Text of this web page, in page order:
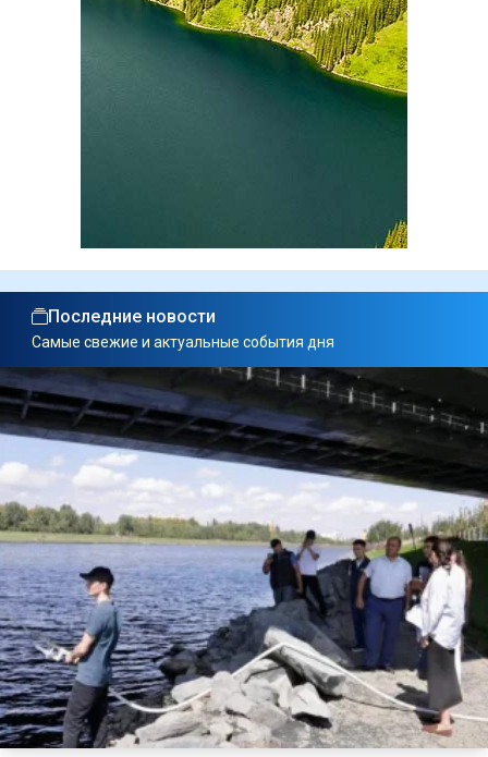
Последние новости
Самые свежие и актуальные события дня